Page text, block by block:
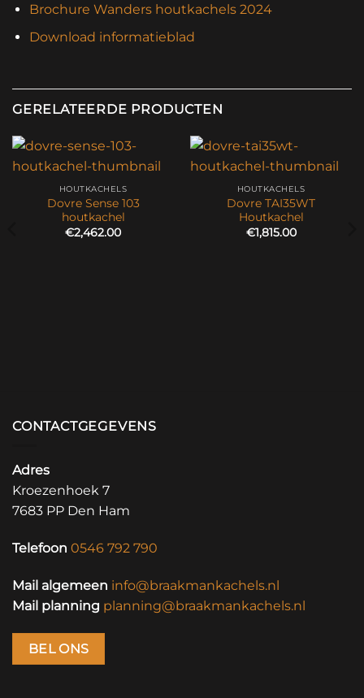
Brochure Wanders houtkachels 2024
Download informatieblad
GERELATEERDE PRODUCTEN
HOUTKACHELS
Dovre Sense 103
houtkachel
€2,462.00
HOUTKACHELS
Dovre TAI35WT
Houtkachel
€1,815.00
CONTACTGEGEVENS
Adres
Kroezenhoek 7
7683 PP Den Ham
Telefoon 0546 792 790
Mail algemeen info@braakmankachels.nl
Mail planning planning@braakmankachels.nl
BEL ONS